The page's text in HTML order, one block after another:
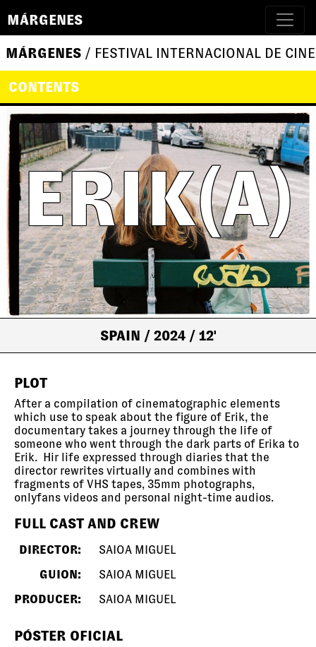
MÁRGENES
MÁRGENES / FESTIVAL INTERNACIONAL DE
CONTENTS
ERIK(A)
SPAIN / 2024 / 12'
PLOT
After a compilation of cinematographic elements
which use to speak about the figure of Erik, the
documentary takes a journey through the life of
someone who went through the dark parts of Erika to
Erik. Hir life expressed through diaries that the
director rewrites virtually and combines with
fragments of VHS tapes, 35mm photographs,
onlyfans videos and personal night-time audios.
FULL CAST AND CREW
DIRECTOR:
SAIOA MIGUEL
GUION:
SAIOA MIGUEL
PRODUCER:
SAIOA MIGUEL
PÓSTER OFICIAL